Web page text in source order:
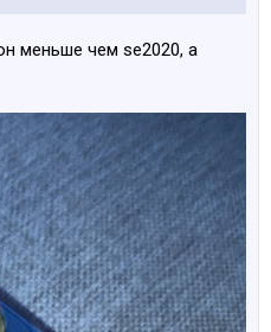
меньше чем se2020, а